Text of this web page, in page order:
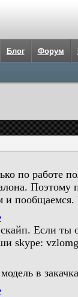
Блог Форум